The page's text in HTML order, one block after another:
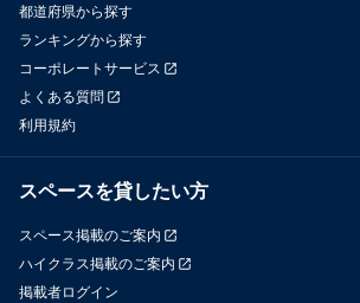
都道府県から探す
ランキングから探す
コーポレートサービス
よくある質問
利用規約
スペースを貸したい方
スペース掲載のご案内
ハイクラス掲載のご案内
掲載者ログイン